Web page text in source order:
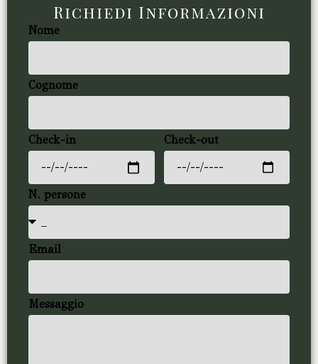
Richiedi Informazioni
Nome
Cognome
Check-in Check-out
N. persone
Email
Messaggio